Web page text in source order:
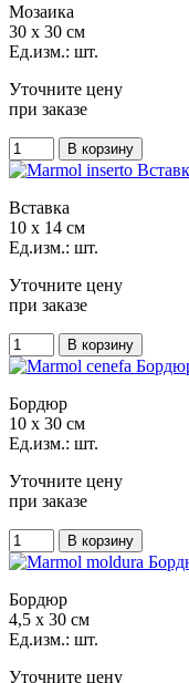
Мозаика
30 x 30 см
Ед.изм.: шт.
Уточните цену
при заказе
Вставка
10 x 14 см
Ед.изм.: шт.
Уточните цену
при заказе
Бордюр
10 x 30 см
Ед.изм.: шт.
Уточните цену
при заказе
Бордюр
4,5 x 30 см
Ед.изм.: шт.
Уточните цену